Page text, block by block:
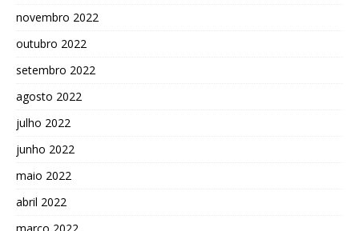
novembro 2022
outubro 2022
setembro 2022
agosto 2022
julho 2022
junho 2022
maio 2022
abril 2022